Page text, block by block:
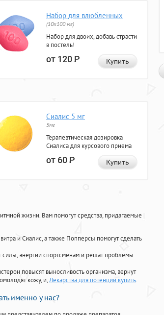
Набор для влюбленных
(10х100 мг)
Набор для двоих, добавь страсти
в постель!
от 120Р Купить
Сиалис 5 мг
5мг
Терапевтическая дозировка
Сиалиса для курсового приема
от 60Р Купить
жизни. Вам помогут средства, придагаемые
и Сиалис, а также Попперсы помогут сделать
силы, энергии спортсменам и решат проблемы
повысят выносливость организма, вернут
кожу, и,Лекарства для потенции купить.
именно у нас?